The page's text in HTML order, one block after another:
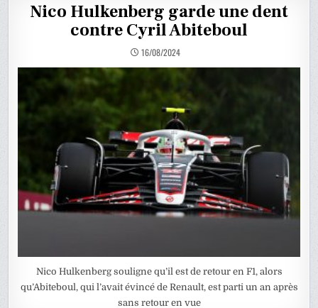
Nico Hulkenberg garde une dent
contre Cyril Abiteboul
16/08/2024
Nico Hulkenberg souligne qu’il est de retour en F1, alors
qu’Abiteboul, qui l’avait évincé de Renault, est parti un an après
sans retour en vue